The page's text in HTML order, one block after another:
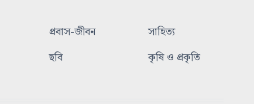
প্রবাস-জীবন
সাহিত্য
ছবি কৃষি ও প্রকৃতি